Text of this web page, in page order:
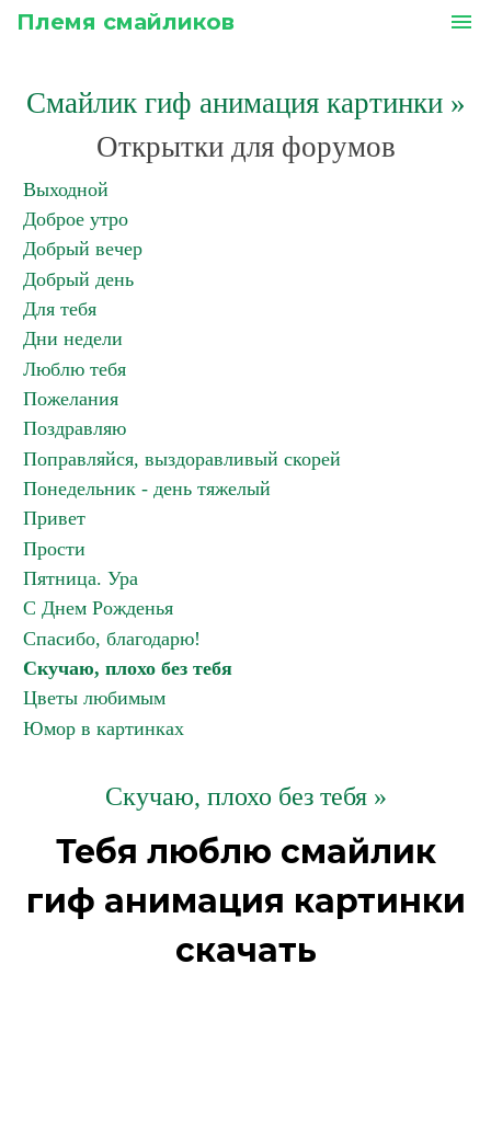
Племя смайликов menu
Смайлик гиф анимация картинки»
Открытки для форумов
Выходной
Доброе утро
Добрый вечер
Добрый день
Для тебя
Дни недели
Люблю тебя
Пожелания
Поздравляю
Поправляйся, выздоравливый скорей
Понедельник - день тяжелый
Привет
Прости
Пятница. Ура
С Днем Рожденья
Спасибо, благодарю!
Скучаю, плохо без тебя
Цветы любимым
Юмор в картинках
Скучаю, плохо без тебя »
Тебя люблю смайлик
гиф анимация картинки
скачать